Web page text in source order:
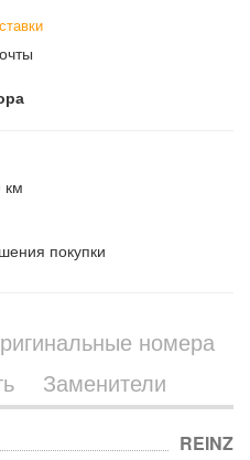
км
покупки
номера
Заменители
REINZ